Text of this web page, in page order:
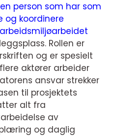
person som har som
og koordinere
Rollen er
og er spesielt
aktører arbeider
ansvar strekker
til prosjektets
alt fra
av
og daglig